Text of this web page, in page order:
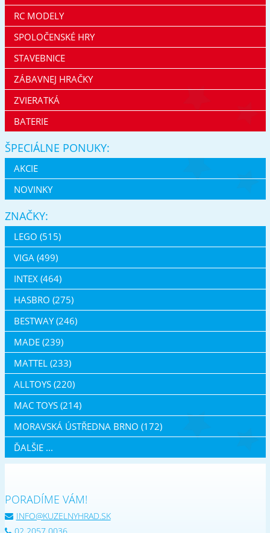
RC MODELY
SPOLOČENSKÉ HRY
STAVEBNICE
ZÁBAVNEJ HRAČKY
ZVIERATKÁ
BATERIE
ŠPECIÁLNE PONUKY:
AKCIE
NOVINKY
ZNAČKY:
LEGO (515)
VIGA (499)
INTEX (464)
HASBRO (275)
BESTWAY (246)
MADE (239)
MATTEL (233)
ALLTOYS (220)
MAC TOYS (214)
MORAVSKÁ ÚSTŘEDNA BRNO (172)
ĎALŠIE ...
PORADÍME VÁM!
INFO@KUZELNYHRAD.SK